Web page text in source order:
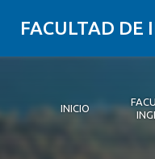
FACULTAD DE
INICIO